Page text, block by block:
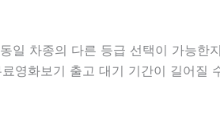
일 차종의 다른 등급 선택이 가능한
영화보기 출고 대기 기간이 길어질